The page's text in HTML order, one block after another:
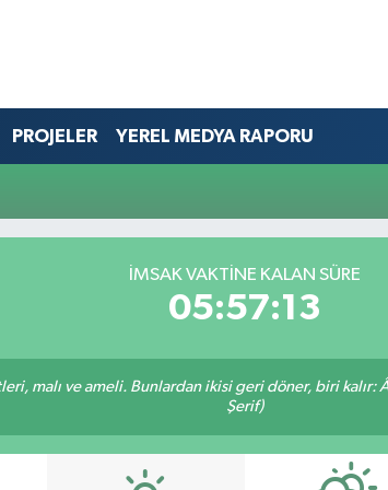
PROJELER YEREL MEDYA RAPORU
İMSAK VAKTİNE KALAN SÜRE
05:57:13
malı ve ameli. Bunlardan ikisi geri döner, biri kalır:
Şerif)